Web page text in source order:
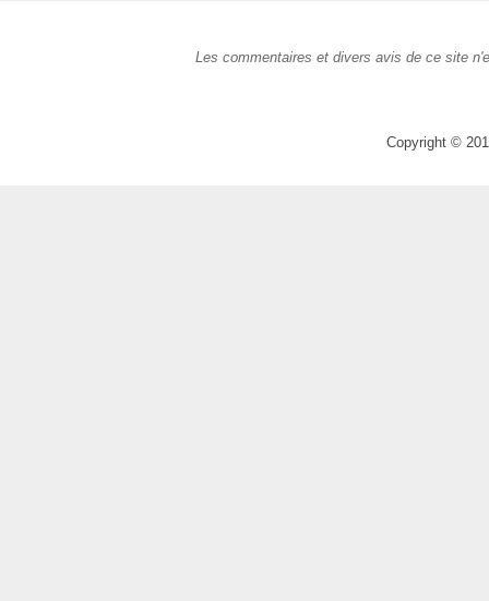
Les commentaires et divers avis de ce site
Copyright ©